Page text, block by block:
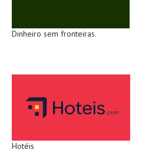
Dinheiro sem fronteiras.
Hotéis